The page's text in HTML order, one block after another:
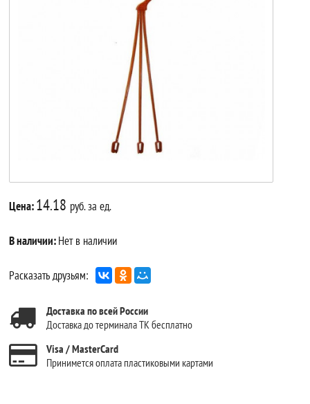
Цена:14.18 руб. за ед.
В наличии:Нет в наличии
Расказать друзьям:
Доставка по всей России
Доставка до терминала ТК бесплатно
Visa / MasterCard
Принимется оплата пластиковыми картами